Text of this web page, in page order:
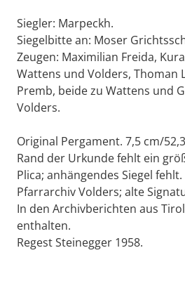
Siegler: Marpeckh.
Siegelbitte an: Moser
Zeugen: Maximilian Freida,
Wattens und Volders, Thoman
Premb, beide zu Wattens und
Volders.
Original Pergament. 7,5 cm/
Rand der Urkunde fehlt ein
Plica; anhängendes Siegel fehlt.
Pfarrarchiv Volders; alte
In den Archivberichten aus
enthalten.
Regest Steinegger 1958.